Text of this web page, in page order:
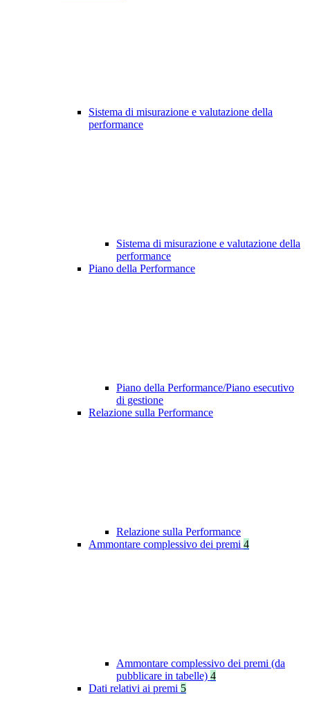
Sistema di misurazione e valutazione della
performance
Sistema di misurazione e valutazione della
performance
Piano della Performance
Piano della Performance/Piano esecutivo
di gestione
Relazione sulla Performance
Relazione sulla Performance
Ammontare complessivo dei premi 4
Ammontare complessivo dei premi (da
pubblicare in tabelle) 4
Dati relativi ai premi 5